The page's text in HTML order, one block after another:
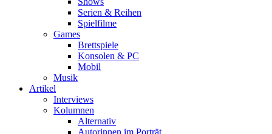
Serien & Reihen
Spielfilme
Games
Brettspiele
Konsolen & PC
Mobil
Musik
Artikel
Interviews
Kolumnen
Alternativ
Autorinnen im Porträt